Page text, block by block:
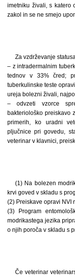
imetniku živali, s katero
zakol in se ne smejo
Za vzdrževanje
– z intradermalnim
tednov v 33% čred;
tuberkulinske teste
ureja bolezni živali,
– odvzeti vzorce
bakteriološko preiskavo
primerih, ko uradni
pljučnice pri govedu,
veterinar v klavnici,
(1) Na bolezen
krvi goved v skladu s
(2) Preiskave opravi NVI
(3) Program
modrikastega jezika
o njih poroča v skladu s
Če veterinar